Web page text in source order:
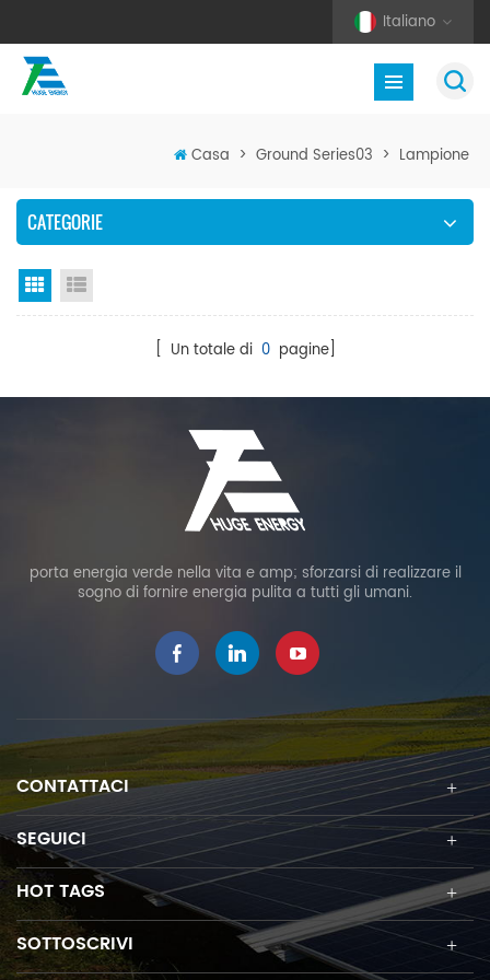
Italiano
Casa > Ground Series03 > Lampione
CATEGORIE
Vista a griglia
[ Un totale di 0pagine]
porta energia verde nella vita e amp; sforzarsi di realizzare il
sogno di fornire energia pulita a tutti gli umani.
CONTATTACI
SEGUICI
HOT TAGS
SOTTOSCRIVI